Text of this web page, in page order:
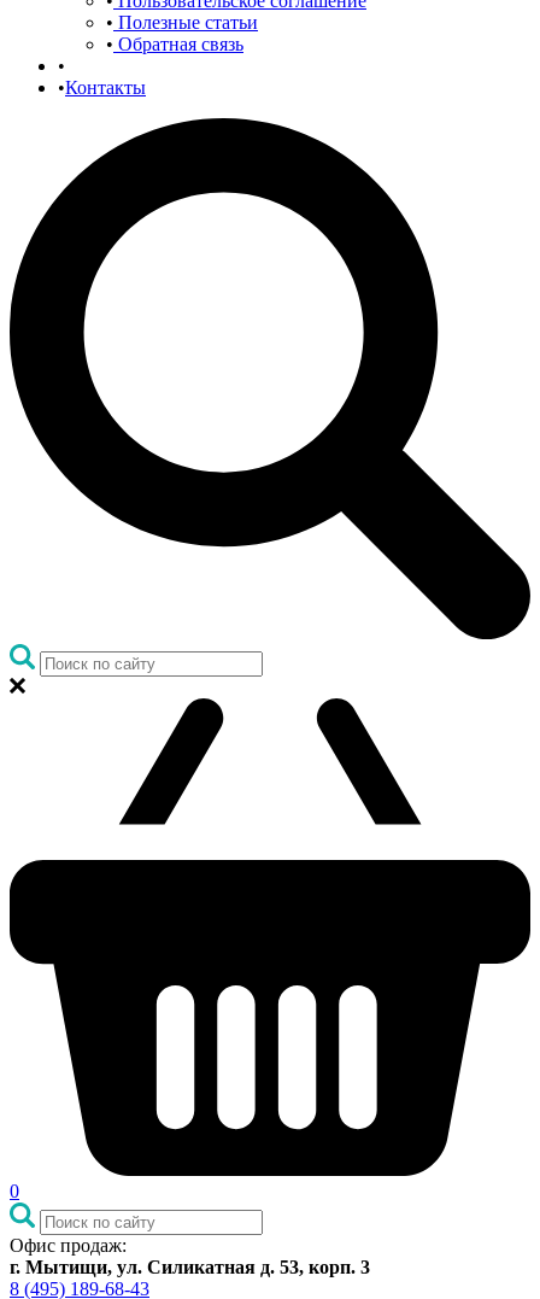
Полезные статьи
Обратная связь
Контакты
0
Офис продаж:
г. Мытищи, ул. Силикатная д. 53, корп. 3
8 (495) 189-68-43